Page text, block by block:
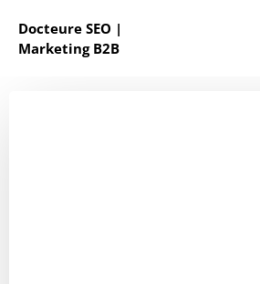
Docteure SEO |
Marketing B2B